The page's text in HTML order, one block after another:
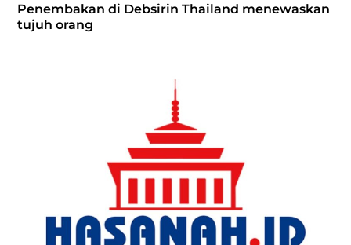
Penembakan di Debsirin Thailand menewaskan
tujuh orang